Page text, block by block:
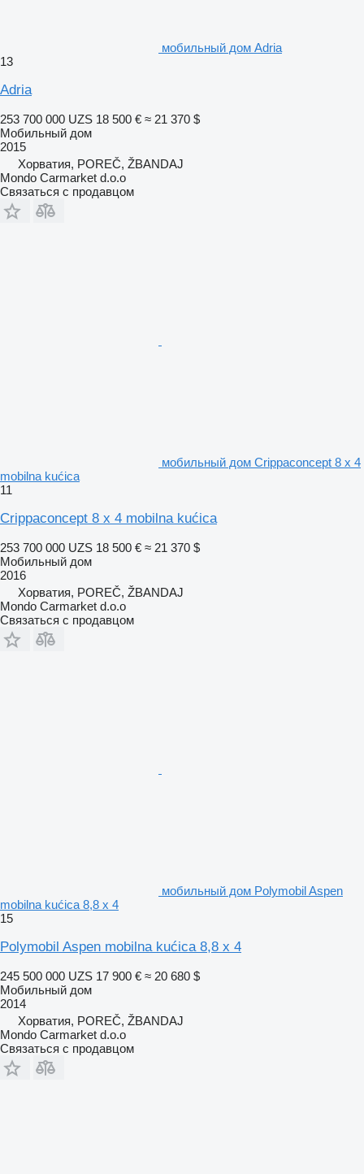
мобильный дом Adria
13
Adria
253 700 000 UZS 18 500 € ≈ 21 370 $
Мобильный дом
2015
Хорватия, POREČ, ŽBANDAJ
Mondo Carmarket d.o.o
Связаться с продавцом
мобильный дом Crippaconcept 8 x 4
mobilna kućica
11
Crippaconcept 8 x 4 mobilna kućica
253 700 000 UZS 18 500 € ≈ 21 370 $
Мобильный дом
2016
Хорватия, POREČ, ŽBANDAJ
Mondo Carmarket d.o.o
Связаться с продавцом
мобильный дом Polymobil Aspen
mobilna kućica 8,8 x 4
15
Polymobil Aspen mobilna kućica 8,8 x 4
245 500 000 UZS 17 900 € ≈ 20 680 $
Мобильный дом
2014
Хорватия, POREČ, ŽBANDAJ
Mondo Carmarket d.o.o
Связаться с продавцом